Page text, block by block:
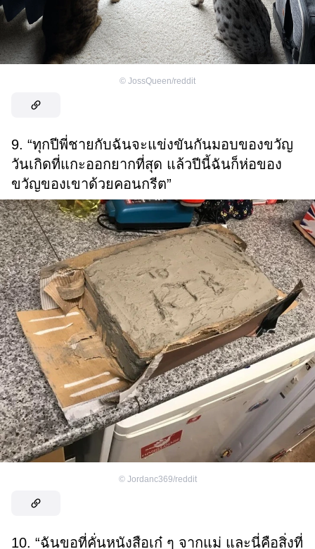
© JossQueen/reddit
9. “ทุกปีพี่ชายกับฉันจะแข่งขันกันมอบของขวัญ
วันเกิดที่แกะออกยากที่สุด แล้วปีนี้ฉันก็ห่อของ
ขวัญของเขาด้วยคอนกรีต”
© Jordanc369/reddit
10. “ฉันขอที่คั่นหนังสือเก๋ ๆ จากแม่ และนี่คือสิ่งที่